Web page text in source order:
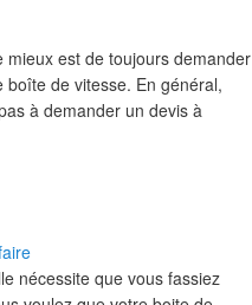
est de toujours demander
boîte de vitesse. En général,
à demander un devis à
nécessite que vous fassiez